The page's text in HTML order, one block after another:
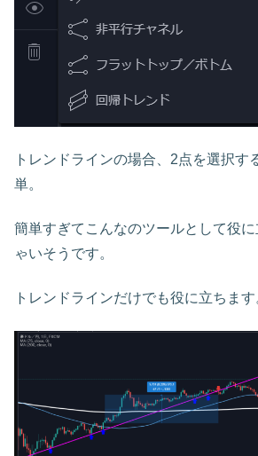
トレンドラインの場合、2点を選択す
単。
簡単すぎてこんなのツールとして役
ゃいそうです。
トレンドラインだけでも役に立ちます